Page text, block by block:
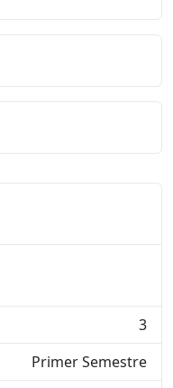
3
Primer Semestre